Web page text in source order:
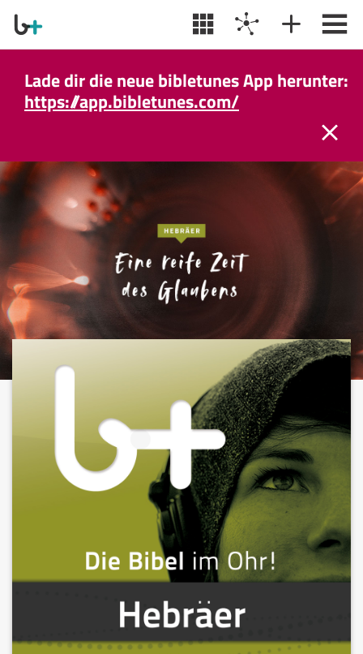
Lade dir die neue bibletunes App herunter:
https://app.bibletunes.com/